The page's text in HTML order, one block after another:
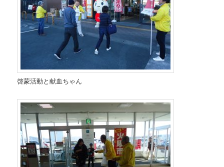
啓蒙活動と献血ちゃん